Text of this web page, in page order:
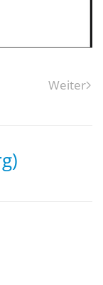
Weiter